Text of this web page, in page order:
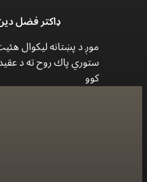
ډاكتر فضل
موږ د پښتانه ليكوال
ستوري پاك روح ته د
كوو